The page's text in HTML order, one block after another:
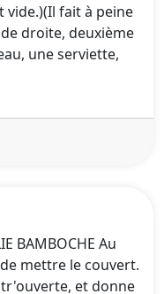
vide.)(Il fait à peine
droite, deuxième
une serviette,
BAMBOCHE Au
mettre le couvert.
et donne